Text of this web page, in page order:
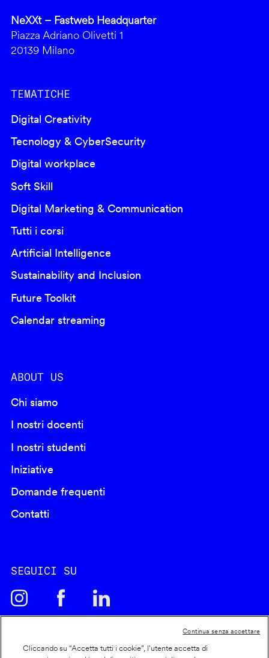
NeXXt – Fastweb Headquarter
Piazza Adriano Olivetti 1
20139 Milano
TEMATICHE
Digital Creativity
Tecnology & CyberSecurity
Digital workplace
Soft Skill
Digital Marketing & Communication
Tutti i corsi
Artificial Intelligence
Sustainability and Inclusion
Future Toolkit
Calendar streaming
ABOUT US
Chi siamo
I nostri docenti
I nostri studenti
Iniziative
Domande frequenti
Contatti
SEGUICI SU
Cliccando su “Accetta tutti i cookie”, l'utente accetta di
Continua senza accettare